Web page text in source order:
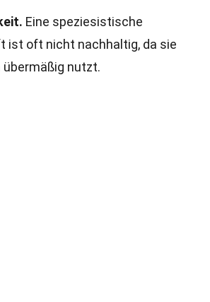
Eine speziesistische
ist oft nicht nachhaltig, da sie
übermäßig nutzt.